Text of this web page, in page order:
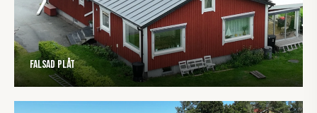
Falsad plåt